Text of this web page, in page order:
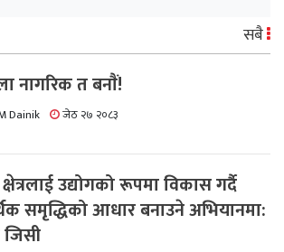
सबै
नागरिक त बनाैं!
Dainik जेठ २७ २०८३
उद्योगको रूपमा विकास गर्दै
समृद्धिको आधार बनाउने अभियानमा:
जिसी